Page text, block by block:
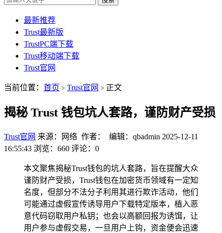
最新推荐
Trust最新版
TrustPC端下载
Trust移动端下载
Trust官网
当前位置： 首页 > Trust官网 > 正文
揭秘 Trust 钱包坑人套路，谨防财产受损
Trust官网 来源：网络 作者： 编辑：qbadmin 2025-12-11
16:55:43 浏览：660 评论：0
本文聚焦揭秘Trust钱包的坑人套路，旨在提醒大众
谨防财产受损，Trust钱包在加密货币领域有一定知
名度，但部分不法分子利用其进行欺诈活动，他们
可能通过虚假宣传诱导用户下载特定版本，植入恶
意代码窃取用户私钥；也会以高额回报为诱饵，让
用户参与虚假交易，一旦用户上钩，资金便会迅速